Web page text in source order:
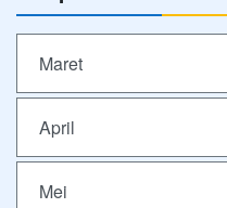
Maret
April
Mei